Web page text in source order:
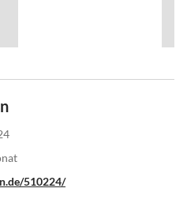
510224/